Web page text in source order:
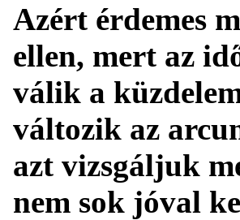
Azért érdemes
ellen, mert az
válik a
változik az
azt vizsgáljuk
nem sok jóval